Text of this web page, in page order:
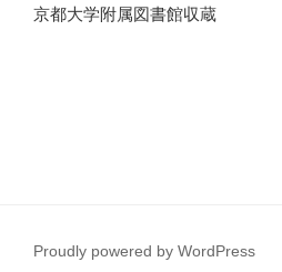
京都大学附属図書館収蔵
Proudly powered by WordPress